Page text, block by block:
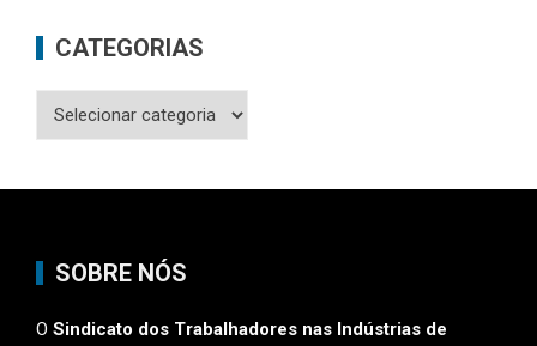
CATEGORIAS
Categorias
SOBRE NÓS
O Sindicato dos Trabalhadores nas Indústrias de